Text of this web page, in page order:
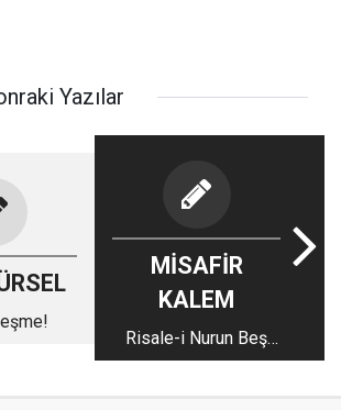
Yazılar
MİSAFİR
KALEM
Risale-i Nurun Beş
Vazifesi